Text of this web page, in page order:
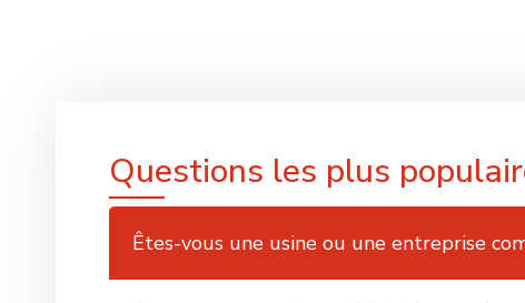
Questions les plus
Êtes-vous une usine ou une entreprise